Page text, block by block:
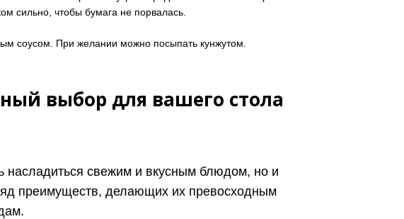
сильно, чтобы бумага не порвалась.
соусом. При желании можно посыпать кунжутом.
выбор для вашего стола
насладиться свежим и вкусным блюдом, но и
преимуществ, делающих их превосходным